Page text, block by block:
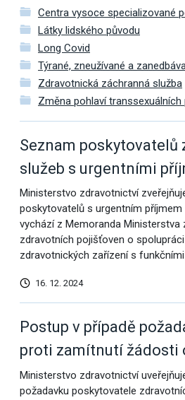
Centra vysoce specializované
Látky lidského původu
Long Covid
Týrané, zneužívané a
Zdravotnická záchranná služba
Změna pohlaví transsexuálních
Seznam poskytovatelů
služeb s urgentními
Ministerstvo zdravotnictví
poskytovatelů s urgentním příjmem
vychází z Memoranda Ministerstva
zdravotních pojišťoven o
zdravotnických zařízení s
16. 12. 2024
Postup v případě
proti zamítnutí žádosti
Ministerstvo zdravotnictví
požadavku poskytovatele